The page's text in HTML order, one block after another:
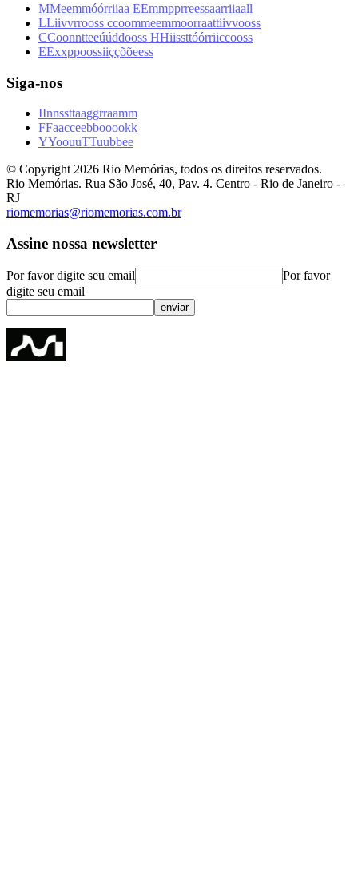
MMeemmóórriiaa EEmmpprreessaarriiaall
LLiivvrrooss ccoommeemmoorraattiivvooss
CCoonntteeúúddooss HHiissttóórriiccooss
EExxppoossiiççõõeess
Siga-nos
IInnssttaaggrraamm
FFaacceebbooookk
YYoouuTTuubbee
© Copyright 2026 Rio Memórias, todos os direitos reservados.
Rio Memórias. Rua São José, 40, Pav. 4. Centro - Rio de Janeiro -
RJ
riomemorias@riomemorias.com.br
Assine nossa newsletter
Por favor digite seu email
Por favor
digite seu email
enviar